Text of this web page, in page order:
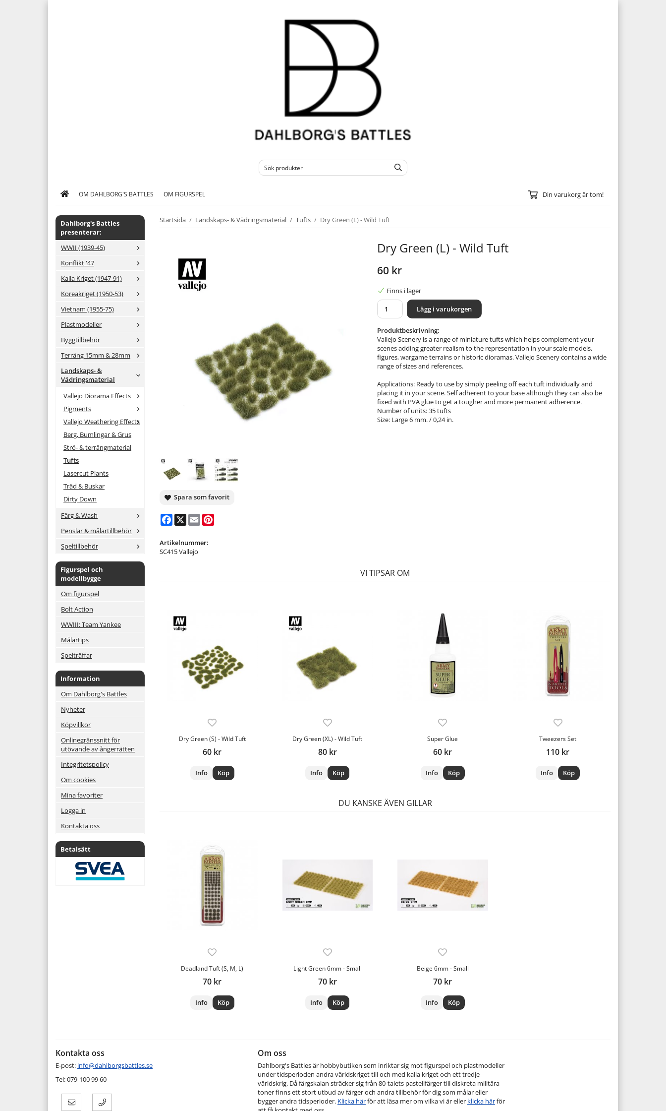
OM DAHLBORG'S BATTLES OM FIGURSPEL Din varukorg är tom!
Dahlborg's Battles
presenterar:
WWII (1939-45)
Konflikt '47
Kalla Kriget (1947-91)
Koreakriget (1950-53)
Vietnam (1955-75)
Plastmodeller
Byggtillbehör
Terräng 15mm & 28mm
Landskaps- &
Vädringsmaterial
Vallejo Diorama Effects
Pigments
Vallejo Weathering Effects
Berg, Bumlingar & Grus
Strö- & terrängmaterial
Tufts
Lasercut Plants
Träd & Buskar
Dirty Down
Färg & Wash
Penslar & målartillbehör
Speltillbehör
Figurspel och
modellbygge
Om figurspel
Bolt Action
WWIII: Team Yankee
Målartips
Spelträffar
Information
Om Dahlborg's Battles
Nyheter
Köpvillkor
Onlinegränssnitt för
utövande av ångerrätten
Integritetspolicy
Om cookies
Mina favoriter
Logga in
Kontakta oss
Betalsätt
Startsida / Landskaps- & Vädringsmaterial / Tufts / Dry Green (L) - Wild Tuft
Dry Green (L) - Wild Tuft
60 kr
Finns i lager
Lägg i varukorgen
Produktbeskrivning:
Vallejo Scenery is a range of miniature tufts which helps complement your
scenes adding greater realism to the representation in your scale models,
figures, wargame terrains or historic dioramas. Vallejo Scenery contains a wide
range of sizes and references.
Applications: Ready to use by simply peeling off each tuft individually and
placing it in your scene. Self adherent to your base although they can also be
fixed with PVA glue to get a tougher and more permanent adherence.
Number of units: 35 tufts
Size: Large 6 mm. / 0,24 in.
Spara som favorit
Facebook
X Email
Artikelnummer:
SC415 Vallejo
VI TIPSAR OM
Dry Green (S) - Wild Tuft
60 kr
Info Köp
Dry Green (XL) - Wild Tuft
80 kr
Info Köp
Super Glue
60 kr
Info Köp
Tweezers Set
110 kr
Info Köp
DU KANSKE ÄVEN GILLAR
Deadland Tuft (S, M, L)
70 kr
Info Köp
Light Green 6mm - Small
70 kr
Info Köp
Beige 6mm - Small
70 kr
Info Köp
Kontakta oss
E-post: info@dahlborgsbattles.se
Tel: 079-100 99 60
Om oss
Dahlborg's Battles är hobbybutiken som inriktar sig mot figurspel och plastmodeller
under tidsperioden andra världskriget till och med kalla kriget och ett tredje
världskrig. Då färgskalan sträcker sig från 80-talets pastellfärger till diskreta militära
toner finns ett stort utbud av färger och andra tillbehör för dig som målar eller
bygger andra tidsperioder. Klicka härför att läsa mer om vilka vi är eller klicka härför